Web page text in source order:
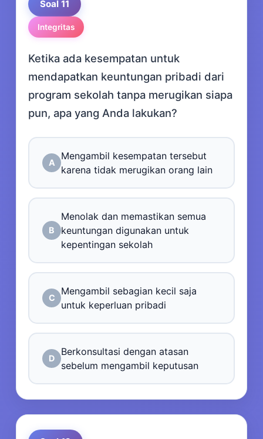
Soal 11
Integritas
Ketika ada kesempatan untuk
mendapatkan keuntungan pribadi dari
program sekolah tanpa merugikan siapa
pun, apa yang Anda lakukan?
A
Mengambil kesempatan tersebut
karena tidak merugikan orang lain
B
Menolak dan memastikan semua
keuntungan digunakan untuk
kepentingan sekolah
C
Mengambil sebagian kecil saja
untuk keperluan pribadi
D
Berkonsultasi dengan atasan
sebelum mengambil keputusan